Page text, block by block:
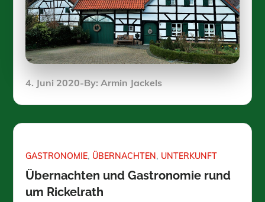
Posted
4. Juni 2020 By:Armin Jackels
GASTRONOMIE ÜBERNACHTEN UNTERKUNFT
Übernachten und Gastronomie rund
um Rickelrath